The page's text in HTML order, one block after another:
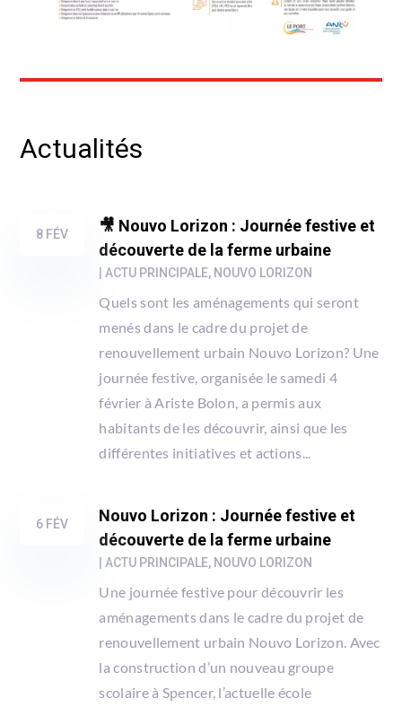
Actualités
🎥 Nouvo Lorizon : Journée festive et
découverte de la ferme urbaine
8 FÉV
ACTU PRINCIPALE, NOUVO LORIZON
Quels sont les aménagements qui seront
menés dans le cadre du projet de
renouvellement urbain Nouvo Lorizon? Une
journée festive, organisée le samedi 4
février à Ariste Bolon, a permis aux
habitants de les découvrir, ainsi que les
différentes initiatives et actions...
Nouvo Lorizon : Journée festive et
découverte de la ferme urbaine
6 FÉV
ACTU PRINCIPALE, NOUVO LORIZON
Une journée festive pour découvrir les
aménagements dans le cadre du projet de
renouvellement urbain Nouvo Lorizon. Avec
la construction d’un nouveau groupe
scolaire à Spencer, l’actuelle école